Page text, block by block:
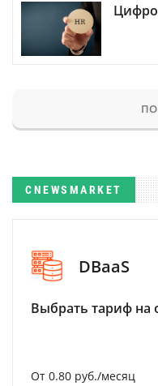
CNEWSMARKET
DBaaS
Выбрать тариф на
От 0.80 руб./месяц